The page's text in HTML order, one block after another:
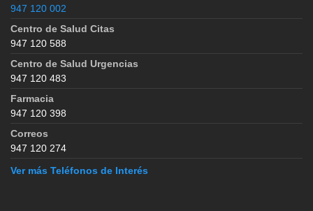
947 120 002
Centro de Salud Citas
947 120 588
Centro de Salud Urgencias
947 120 483
Farmacia
947 120 398
Correos
947 120 274
Ver más Teléfonos de Interés